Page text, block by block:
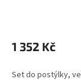
1 352 Kč
Set do postýlky,